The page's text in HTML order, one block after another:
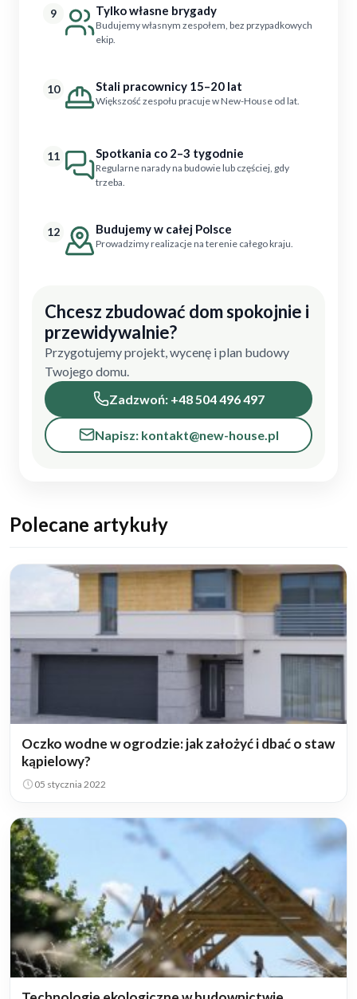
9 Tylko własne brygady
Budujemy własnym zespołem, bez przypadkowych
ekip.
10 Stali pracownicy 15–20 lat
Większość zespołu pracuje w New-House od lat.
11 Spotkania co 2–3 tygodnie
Regularne narady na budowie lub częściej, gdy
trzeba.
12 Budujemy w całej Polsce
Prowadzimy realizacje na terenie całego kraju.
Chcesz zbudować dom spokojnie i
przewidywalnie?
Przygotujemy projekt, wycenę i plan budowy
Twojego domu.
Zadzwoń: +48 504 496 497
Napisz: kontakt@new-house.pl
Polecane artykuły
Oczko wodne w ogrodzie: jak założyć i dbać o staw
kąpielowy?
05 stycznia 2022